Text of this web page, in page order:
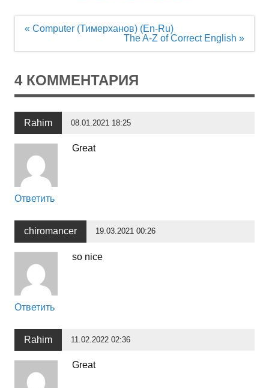
Навигация
« Computer (Тимерханов) (En-Ru)
The A-Z of Correct English »
4 КОММЕНТАРИЯ
Rahim 08.01.2021 18:25
Great
Ответить
chiromancer 19.03.2021 00:26
so nice
Ответить
Rahim 11.02.2022 02:36
Great